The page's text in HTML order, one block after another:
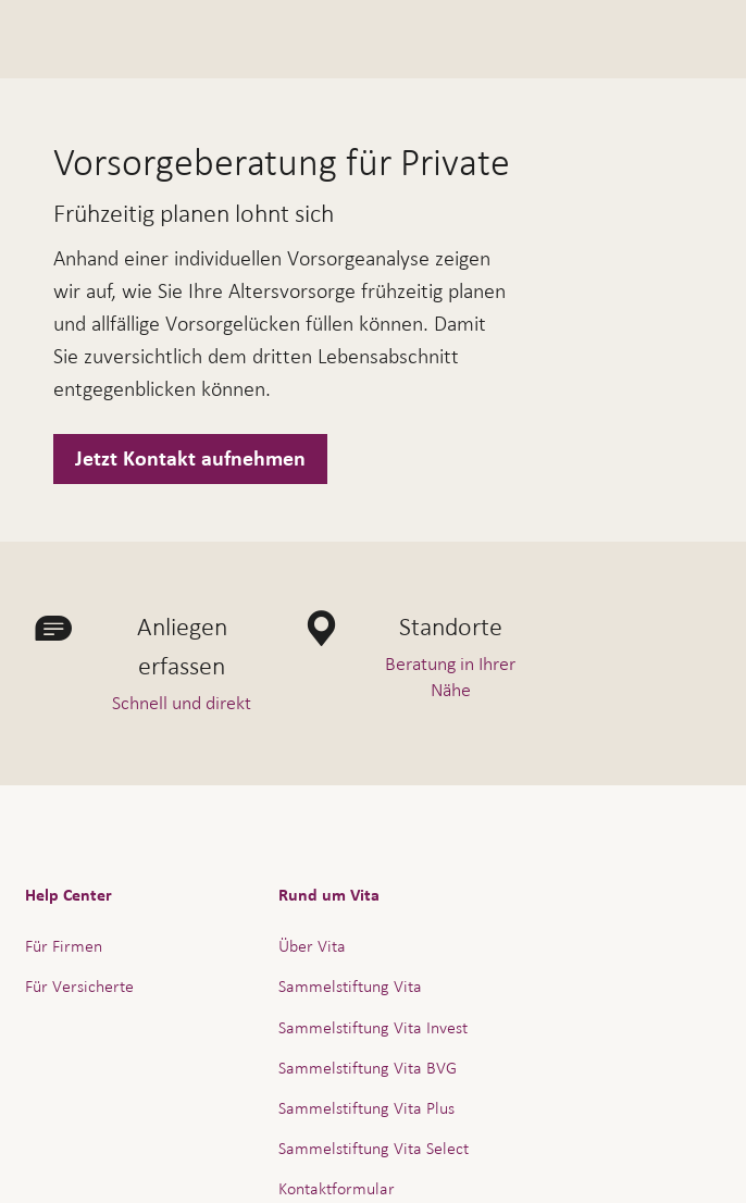
Vorsorgeberatung für Private
Frühzeitig planen lohnt sich
Anhand einer individuellen Vorsorgeanalyse zeigen
wir auf, wie Sie Ihre Altersvorsorge frühzeitig planen
und allfällige Vorsorgelücken füllen können. Damit
Sie zuversichtlich dem dritten Lebensabschnitt
entgegenblicken können.
Jetzt Kontakt aufnehmen
Anliegen
erfassen
Schnell und direkt
Standorte
Beratung in Ihrer
Nähe
Help Center
Für Firmen
Für Versicherte
Rund um Vita
Über Vita
Sammelstiftung Vita
Sammelstiftung Vita Invest
Sammelstiftung Vita BVG
Sammelstiftung Vita Plus
Sammelstiftung Vita Select
Kontaktformular